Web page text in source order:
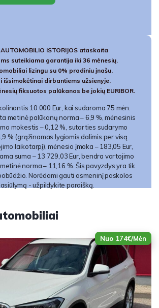
ISTORIJOS ataskaita
suteikiama garantija iki 36 mėnesių.
lizingu su 0% pradiniu įnašu.
išsimokėtinai dirbantiems užsienyje.
fiksuotos palūkanos be jokių EURIBOR.
10 000 Eur, kai sudaroma 75 mėn.
metinė palūkanų norma – 6,9 %, mėnesinis
mokestis – 0,12 %, sutarties sudarymo
% (grąžinamas lygiomis dalimis per visą
laikotarpį), mėnesio įmoka – 183,05 Eur,
suma – 13 729,03 Eur, bendra vartojimo
norma – 11,16 %. Šis pavyzdys yra tik
Norėdami gauti asmeninį paskolos
- užpildykite paraišką.
Nuo 174€/Mėn